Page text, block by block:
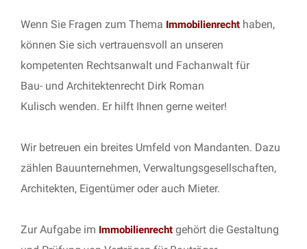
Wenn Sie Fragen zum Thema Immobilienrecht haben,
können Sie sich vertrauensvoll an unseren
kompetenten Rechtsanwalt und Fachanwalt für
Bau- und Architektenrecht Dirk Roman
Kulisch wenden. Er hilft Ihnen gerne weiter!
Wir betreuen ein breites Umfeld von Mandanten. Dazu
zählen Bauunternehmen, Verwaltungsgesellschaften,
Architekten, Eigentümer oder auch Mieter.
Zur Aufgabe im Immobilienrecht gehört die Gestaltung